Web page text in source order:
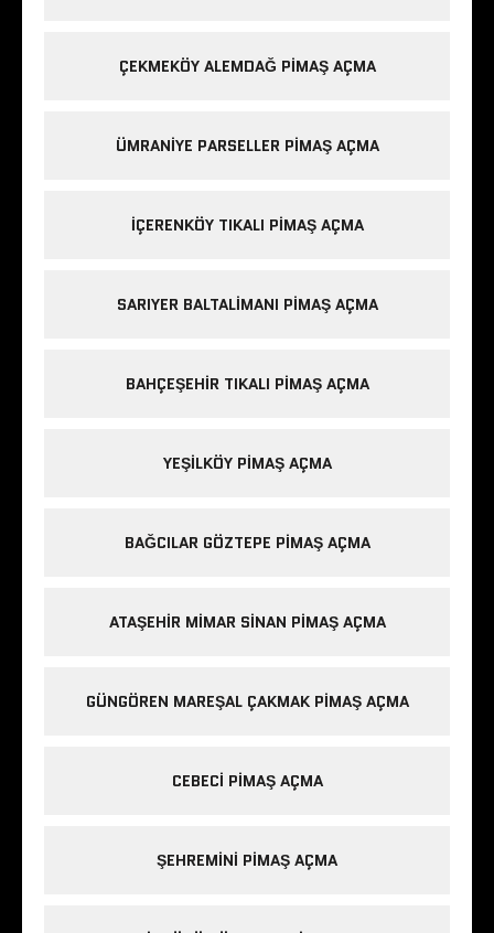
ÇEKMEKÖY ALEMDAĞ PIMAŞ AÇMA
ÜMRANIYE PARSELLER PIMAŞ AÇMA
IÇERENKÖY TIKALI PIMAŞ AÇMA
SARIYER BALTALIMANI PIMAŞ AÇMA
BAHÇEŞEHIR TIKALI PIMAŞ AÇMA
YEŞILKÖY PIMAŞ AÇMA
BAĞCILAR GÖZTEPE PIMAŞ AÇMA
ATAŞEHIR MIMAR SINAN PIMAŞ AÇMA
GÜNGÖREN MAREŞAL ÇAKMAK PIMAŞ AÇMA
CEBECI PIMAŞ AÇMA
ŞEHREMINI PIMAŞ AÇMA